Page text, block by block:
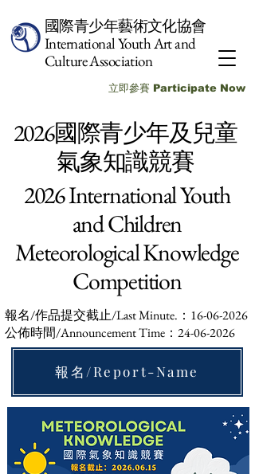
國際青少年藝術文化協會
International Youth Art and
Culture Association
立即參賽 Participate Now
2026國際青少年及兒童
氣象知識競賽
2026 International Youth
and Children
Meteorological Knowledge
Competition
報名/作品提交截止/Last Minute.：16-06-2026
公佈時間/Announcement Time：24-06-2026
報名/Report-Name